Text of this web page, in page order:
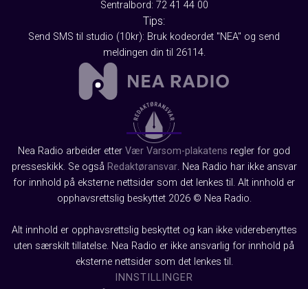
Sentralbord: 72 41 44 00
Tips:
Send SMS til studio (10kr): Bruk kodeordet "NEA" og send
meldingen din til 26114.
Nea Radio arbeider etter Vær Varsom-plakatens regler for god
presseskikk. Se også Redaktøransvar. Nea Radio har ikke ansvar
for innhold på eksterne nettsider som det lenkes til. Alt innhold er
opphavsrettslig beskyttet 2026 © Nea Radio.
Alt innhold er opphavsrettslig beskyttet og kan ikke viderebenyttes
uten særskilt tillatelse. Nea Radio er ikke ansvarlig for innhold på
eksterne nettsider som det lenkes til.
INNSTILLINGER